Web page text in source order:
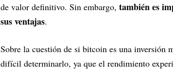
de valor definitivo. Sin embargo, también es
sus ventajas.
Sobre la cuestión de si bitcoin es una inversión
difícil determinarlo, ya que el rendimiento